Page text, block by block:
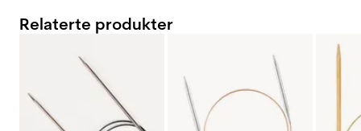
Relaterte produkter